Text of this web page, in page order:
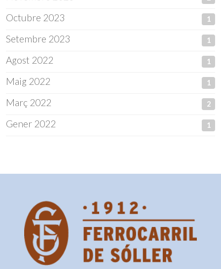
Octubre 2023 1
Setembre 2023 1
Agost 2022 1
Maig 2022 1
Març 2022 2
Gener 2022 1